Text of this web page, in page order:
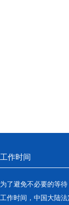
工作时间
为了避免不必要的等
工作时间，中国大陆法